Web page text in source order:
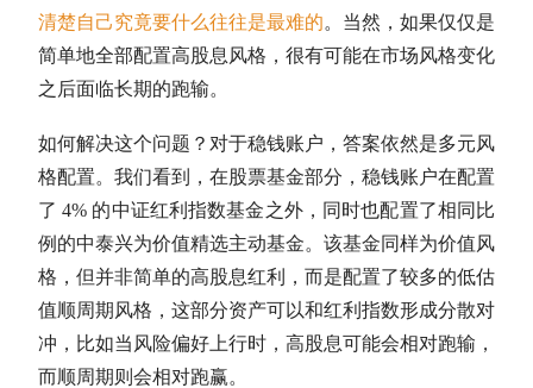
清楚自己究竟要什么往往是最难的。当然，如果仅仅是
简单地全部配置高股息风格，很有可能在市场风格变化
之后面临长期的跑输。
如何解决这个问题？对于稳钱账户，答案依然是多元风
格配置。我们看到，在股票基金部分，稳钱账户在配置
了 4% 的中证红利指数基金之外，同时也配置了相同比
例的中泰兴为价值精选主动基金。该基金同样为价值风
格，但并非简单的高股息红利，而是配置了较多的低估
值顺周期风格，这部分资产可以和红利指数形成分散对
冲，比如当风险偏好上行时，高股息可能会相对跑输，
而顺周期则会相对跑赢。